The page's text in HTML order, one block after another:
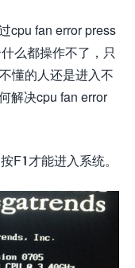
cpu fan error press
么都操作不了，只
懂的人还是进入不
解决cpu fan error
F1才能进入系统。